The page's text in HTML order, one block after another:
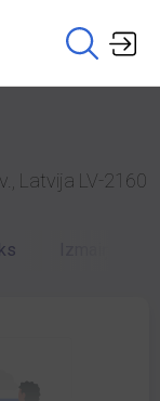
Latvija LV-2160